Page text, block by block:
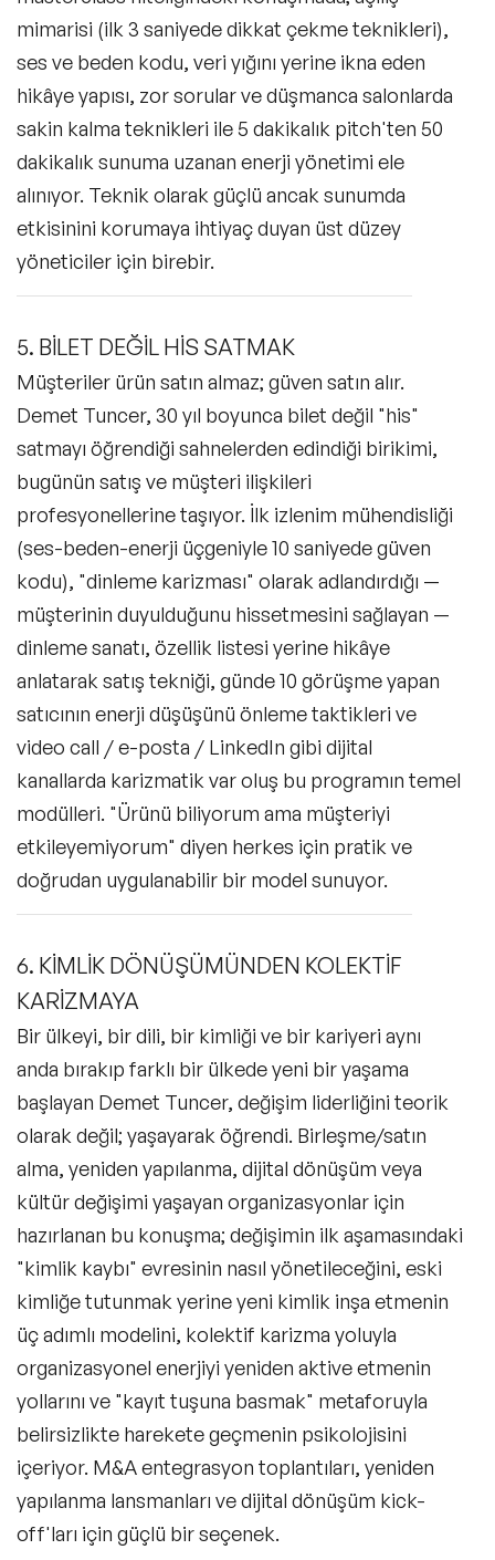
mimarisi (ilk 3 saniyede dikkat çekme teknikleri),
ses ve beden kodu, veri yığını yerine ikna eden
hikâye yapısı, zor sorular ve düşmanca salonlarda
sakin kalma teknikleri ile 5 dakikalık pitch'ten 50
dakikalık sunuma uzanan enerji yönetimi ele
alınıyor. Teknik olarak güçlü ancak sunumda
etkisinini korumaya ihtiyaç duyan üst düzey
yöneticiler için birebir.
5. BİLET DEĞİL HİS SATMAK
Müşteriler ürün satın almaz; güven satın alır.
Demet Tuncer, 30 yıl boyunca bilet değil "his"
satmayı öğrendiği sahnelerden edindiği birikimi,
bugünün satış ve müşteri ilişkileri
profesyonellerine taşıyor. İlk izlenim mühendisliği
(ses-beden-enerji üçgeniyle 10 saniyede güven
kodu), "dinleme karizması" olarak adlandırdığı —
müşterinin duyulduğunu hissetmesini sağlayan —
dinleme sanatı, özellik listesi yerine hikâye
anlatarak satış tekniği, günde 10 görüşme yapan
satıcının enerji düşüşünü önleme taktikleri ve
video call / e-posta / LinkedIn gibi dijital
kanallarda karizmatik var oluş bu programın temel
modülleri. "Ürünü biliyorum ama müşteriyi
etkileyemiyorum" diyen herkes için pratik ve
doğrudan uygulanabilir bir model sunuyor.
6. KİMLİK DÖNÜŞÜMÜNDEN KOLEKTİF
KARİZMAYA
Bir ülkeyi, bir dili, bir kimliği ve bir kariyeri aynı
anda bırakıp farklı bir ülkede yeni bir yaşama
başlayan Demet Tuncer, değişim liderliğini teorik
olarak değil; yaşayarak öğrendi. Birleşme/satın
alma, yeniden yapılanma, dijital dönüşüm veya
kültür değişimi yaşayan organizasyonlar için
hazırlanan bu konuşma; değişimin ilk aşamasındaki
"kimlik kaybı" evresinin nasıl yönetileceğini, eski
kimliğe tutunmak yerine yeni kimlik inşa etmenin
üç adımlı modelini, kolektif karizma yoluyla
organizasyonel enerjiyi yeniden aktive etmenin
yollarını ve "kayıt tuşuna basmak" metaforuyla
belirsizlikte harekete geçmenin psikolojisini
içeriyor. M&A entegrasyon toplantıları, yeniden
yapılanma lansmanları ve dijital dönüşüm kick-
off'ları için güçlü bir seçenek.